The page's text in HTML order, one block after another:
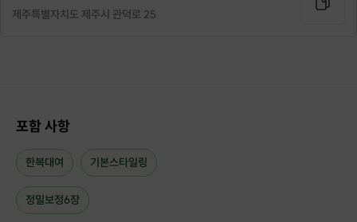
제주특별자치도 제주시 관덕로 25
포함 사항
한복대여 기본스타일링
정밀보정6장